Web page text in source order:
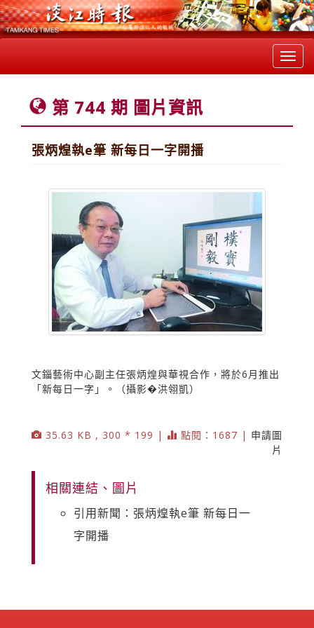
第 744 期 圖片資訊
張炳煌執e筆 新每日一字開播
文錙藝術中心副主任張炳煌與華視合作，將於6月推出
「新每日一字」。（攝影�洪翎凱）
35.63 KB , 300 * 199 | 點閱：1687 | 申請圖
片
相關連結、圖片
引用新聞：張炳煌執e筆 新每日一
字開播